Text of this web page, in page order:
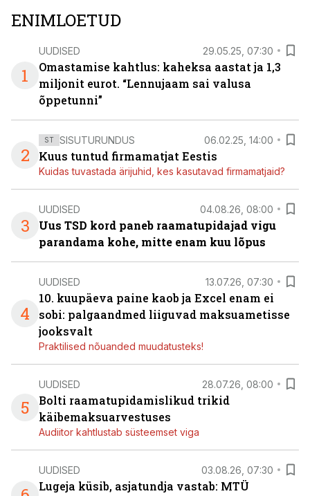
ENIMLOETUD
1
UUDISED 29.05.25, 07:30
Omastamise kahtlus: kaheksa aastat ja 1,3
miljonit eurot. “Lennujaam sai valusa
õppetunni”
2
ST SISUTURUNDUS 06.02.25, 14:00
Kuus tuntud firmamatjat Eestis
Kuidas tuvastada ärijuhid, kes kasutavad firmamatjaid?
3
UUDISED 04.08.26, 08:00
Uus TSD kord paneb raamatupidajad vigu
parandama kohe, mitte enam kuu lõpus
4
UUDISED 13.07.26, 07:30
10. kuupäeva paine kaob ja Excel enam ei
sobi: palgaandmed liiguvad maksuametisse
jooksvalt
Praktilised nõuanded muudatusteks!
5
UUDISED 28.07.26, 08:00
Bolti raamatupidamislikud trikid
käibemaksuarvestuses
Audiitor kahtlustab süsteemset viga
UUDISED 03.08.26, 07:30
Lugeja küsib, asjatundja vastab: MTÜ